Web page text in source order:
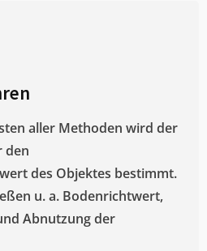
aller Methoden wird der
den
des Objektes bestimmt.
u. a. Bodenrichtwert,
Abnutzung der